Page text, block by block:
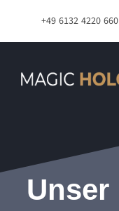
springen
+49 6132 4220 660